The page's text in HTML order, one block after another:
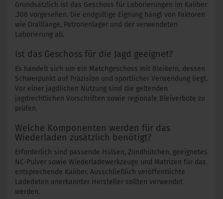
Grundsätzlich ist das Geschoss für Laborierungen im Kaliber
.308 vorgesehen. Die endgültige Eignung hängt von Faktoren
wie Dralllänge, Patronenlager und der verwendeten
Laborierung ab.
Ist das Geschoss für die Jagd geeignet?
Es handelt sich um ein Matchgeschoss mit Bleikern, dessen
Schwerpunkt auf Präzision und sportlicher Verwendung liegt.
Vor einer jagdlichen Nutzung sind die geltenden
jagdrechtlichen Vorschriften sowie regionale Bleiverbote zu
prüfen.
Welche Komponenten werden für das
Wiederladen zusätzlich benötigt?
Erforderlich sind passende Hülsen, Zündhütchen, geeignetes
NC-Pulver sowie Wiederladewerkzeuge und Matrizen für das
entsprechende Kaliber. Ausschließlich veröffentlichte
Ladedaten anerkannter Hersteller sollten verwendet
werden.